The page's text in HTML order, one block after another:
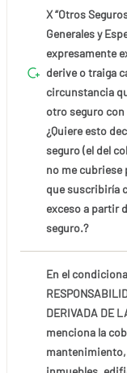
X “Otros
Generales y
expresamente
derive o traiga
circunstancia
otro seguro
¿Quiere esto
seguro (el del
no me cubriese
que suscribiría
exceso a partir
seguro.?
En el
DERIVADA DE
menciona la